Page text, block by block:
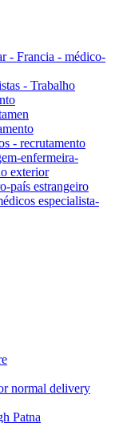
- Francia - médico-
- Trabalho
- recrutamento
enfermeira-
exterior
país estrangeiro
especialista-
normal delivery
Patna